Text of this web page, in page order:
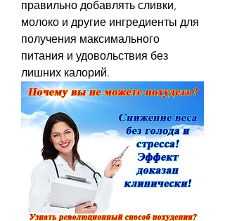
правильно добавлять сливки,
молоко и другие ингредиенты для
получения максимального
питания и удовольствия без
лишних калорий.